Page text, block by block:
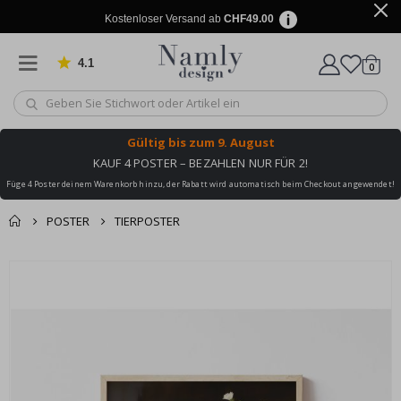
Kostenloser Versand ab CHF49.00
4.1 von 1025 Bewertungen
Wagen
0
Gültig bis zum 9. August
KAUF 4 POSTER – BEZAHLEN NUR FÜR 2!
Füge 4 Poster deinem Warenkorb hinzu, der Rabatt wird automatisch beim Checkout angewendet!
POSTER TIERPOSTER